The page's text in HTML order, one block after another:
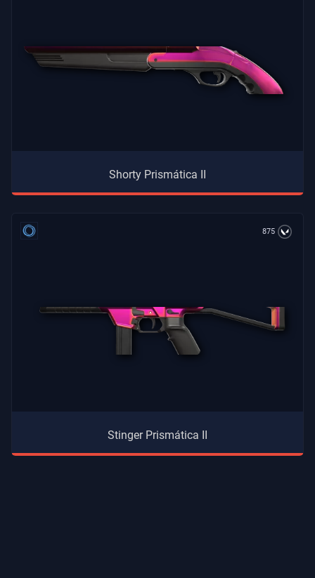
Shorty Prismática II
875
Stinger Prismática II